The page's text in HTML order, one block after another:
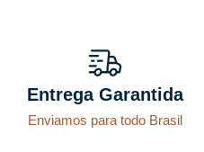
Entrega Garantida
Enviamos para todo Brasil